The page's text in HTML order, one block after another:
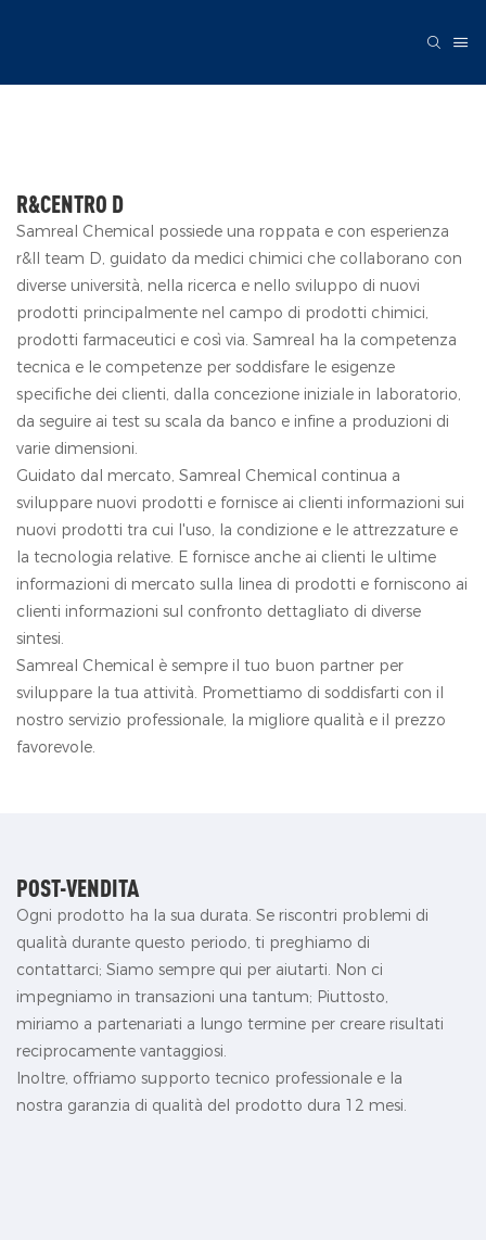
R&CENTRO D
Samreal Chemical possiede una roppata e con esperienza
r&Il team D, guidato da medici chimici che collaborano con
diverse università, nella ricerca e nello sviluppo di nuovi
prodotti principalmente nel campo di prodotti chimici,
prodotti farmaceutici e così via. Samreal ha la competenza
tecnica e le competenze per soddisfare le esigenze
specifiche dei clienti, dalla concezione iniziale in laboratorio,
da seguire ai test su scala da banco e infine a produzioni di
varie dimensioni.
Guidato dal mercato, Samreal Chemical continua a
sviluppare nuovi prodotti e fornisce ai clienti informazioni sui
nuovi prodotti tra cui l'uso, la condizione e le attrezzature e
la tecnologia relative. E fornisce anche ai clienti le ultime
informazioni di mercato sulla linea di prodotti e forniscono ai
clienti informazioni sul confronto dettagliato di diverse
sintesi.
Samreal Chemical è sempre il tuo buon partner per
sviluppare la tua attività. Promettiamo di soddisfarti con il
nostro servizio professionale, la migliore qualità e il prezzo
favorevole.
POST-VENDITA
Ogni prodotto ha la sua durata. Se riscontri problemi di
qualità durante questo periodo, ti preghiamo di
contattarci; Siamo sempre qui per aiutarti. Non ci
impegniamo in transazioni una tantum; Piuttosto,
miriamo a partenariati a lungo termine per creare risultati
reciprocamente vantaggiosi.
Inoltre, offriamo supporto tecnico professionale e la
nostra garanzia di qualità del prodotto dura 12 mesi.